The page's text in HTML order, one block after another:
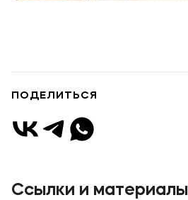
ПОДЕЛИТЬСЯ
Ссылки и материалы